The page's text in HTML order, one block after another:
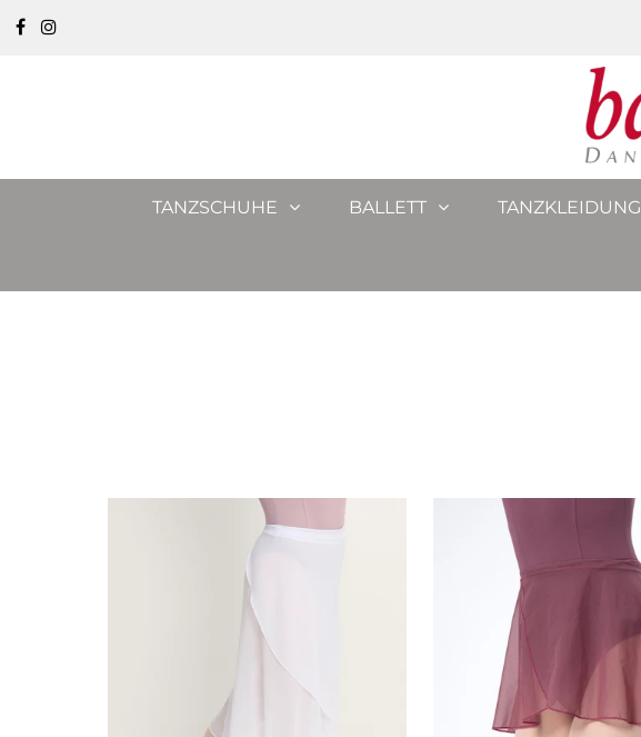
TANZSCHUHE BALLETT TANZKLEIDUNG